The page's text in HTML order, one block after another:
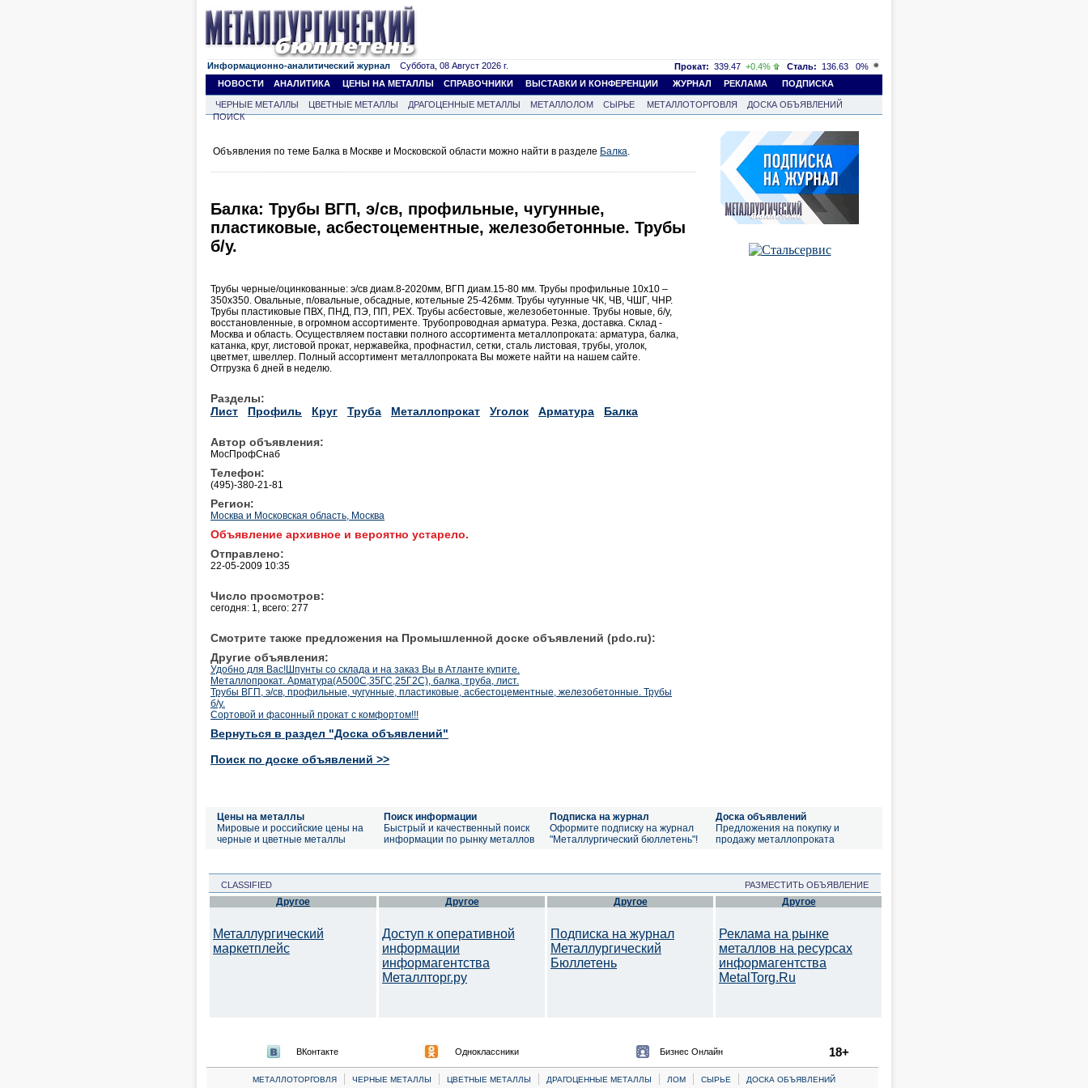
Информационно-аналитический журнал Суббота, 08 Август 2026 г. Прокат: 339.47 +0.4% Сталь: 136.63
0%
НОВОСТИ
АНАЛИТИКА ЦЕНЫ НА МЕТАЛЛЫ СПРАВОЧНИКИ ВЫСТАВКИ И КОНФЕРЕНЦИИ ЖУРНАЛ РЕКЛАМА ПОДПИСКА
ЧЕРНЫЕ МЕТАЛЛЫ ЦВЕТНЫЕ МЕТАЛЛЫ ДРАГОЦЕННЫЕ МЕТАЛЛЫ МЕТАЛЛОЛОМ СЫРЬЕ МЕТАЛЛОТОРГОВЛЯ
ДОСКА ОБЪЯВЛЕНИЙ
ПОИСК
Объявления по теме Балка в Москве и Московской области можно найти в разделе Балка.
Балка: Трубы ВГП, э/св, профильные, чугунные,
пластиковые, асбестоцементные, железобетонные. Трубы
б/у.
Трубы черные/оцинкованные: э/св диам.8-2020мм, ВГП диам.15-80 мм. Трубы профильные 10х10 –
350х350. Овальные, п/овальные, обсадные, котельные 25-426мм. Трубы чугунные ЧК, ЧВ, ЧШГ, ЧНР.
Трубы пластиковые ПВХ, ПНД, ПЭ, ПП, РЕХ. Трубы асбестовые, железобетонные. Трубы новые, б/у,
восстановленные, в огромном ассортименте. Трубопроводная арматура. Резка, доставка. Склад -
Москва и область. Осуществляем поставки полного ассортимента металлопроката: арматура, балка,
катанка, круг, листовой прокат, нержавейка, профнастил, сетки, сталь листовая, трубы, уголок,
цветмет, швеллер. Полный ассортимент металлопроката Вы можете найти на нашем сайте.
Отгрузка 6 дней в неделю.
Разделы:
Лист
Профиль Круг Труба Металлопрокат Уголок Арматура Балка
Автор объявления:
МосПрофСнаб
Телефон:
(495)-380-21-81
Регион:
Москва и Московская область, Москва
Объявление архивное и вероятно устарело.
Отправлено:
22-05-2009 10:35
Число просмотров:
сегодня: 1, всего: 277
Смотрите также предложения на Промышленной доске объявлений (pdo.ru):
Другие объявления:
Удобно для Вас!Шпунты со склада и на заказ Вы в Атланте купите.
Металлопрокат. Арматура(А500С,35ГС,25Г2С), балка, труба, лист.
Трубы ВГП, э/св, профильные, чугунные, пластиковые, асбестоцементные, железобетонные. Трубы
б/у.
Сортовой и фасонный прокат с комфортом!!!
Вернуться в раздел "Доска объявлений"
Поиск по доске объявлений >>
Цены на металлы
Мировые и российские цены на
черные и цветные металлы
Поиск информации
Быстрый и качественный поиск
информации по рынку металлов
Подписка на журнал
Оформите подписку на журнал
"Металлургический бюллетень"!
Доска объявлений
Предложения на покупку и
продажу металлопроката
CLASSIFIED РАЗМЕСТИТЬ ОБЪЯВЛЕНИЕ
Другое
Металлургический
маркетплейс
Другое
Доступ к оперативной
информации
информагентства
Металлторг.ру
Другое
Подписка на журнал
Металлургический
Бюллетень
Другое
Реклама на рынке
металлов на ресурсах
информагентства
MetalTorg.Ru
ВКонтакте Одноклассники Бизнес Онлайн 18+
МЕТАЛЛОТОРГОВЛЯ | ЧЕРНЫЕ МЕТАЛЛЫ | ЦВЕТНЫЕ МЕТАЛЛЫ | ДРАГОЦЕННЫЕ МЕТАЛЛЫ | ЛОМ | CЫРЬЕ | ДОСКА ОБЪЯВЛЕНИЙ